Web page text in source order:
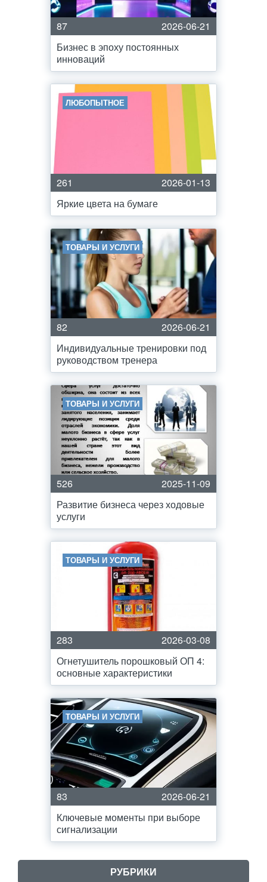
87
2026-06-21
Бизнес в эпоху постоянных
инноваций
ЛЮБОПЫТНОЕ
261
2026-01-13
Яркие цвета на бумаге
ТОВАРЫ И УСЛУГИ
82
2026-06-21
Индивидуальные тренировки под
руководством тренера
ТОВАРЫ И УСЛУГИ
526
2025-11-09
Развитие бизнеса через ходовые
услуги
ТОВАРЫ И УСЛУГИ
283
2026-03-08
Огнетушитель порошковый ОП 4:
основные характеристики
ТОВАРЫ И УСЛУГИ
83
2026-06-21
Ключевые моменты при выборе
сигнализации
РУБРИКИ